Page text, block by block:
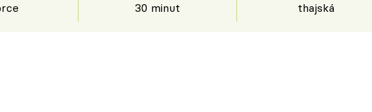
30 minut thajská